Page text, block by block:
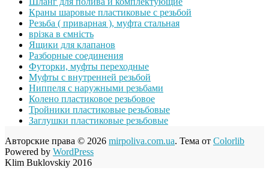
Краны шаровые пластиковые с резьбой
Резьба ( приварная ), муфта стальная
врізка в ємність
Ящики для клапанов
Разборные соединения
Футорки, муфты переходные
Муфты с внутренней резьбой
Ниппеля с наружными резьбами
Колено пластиковое резьбовое
Тройники пластиковые резьбовые
Заглушки пластиковые резьбовые
Авторские права © 2026 mirpoliva.com.ua. Тема от Colorlib
Powered by WordPress
Klim Buklovskiy 2016